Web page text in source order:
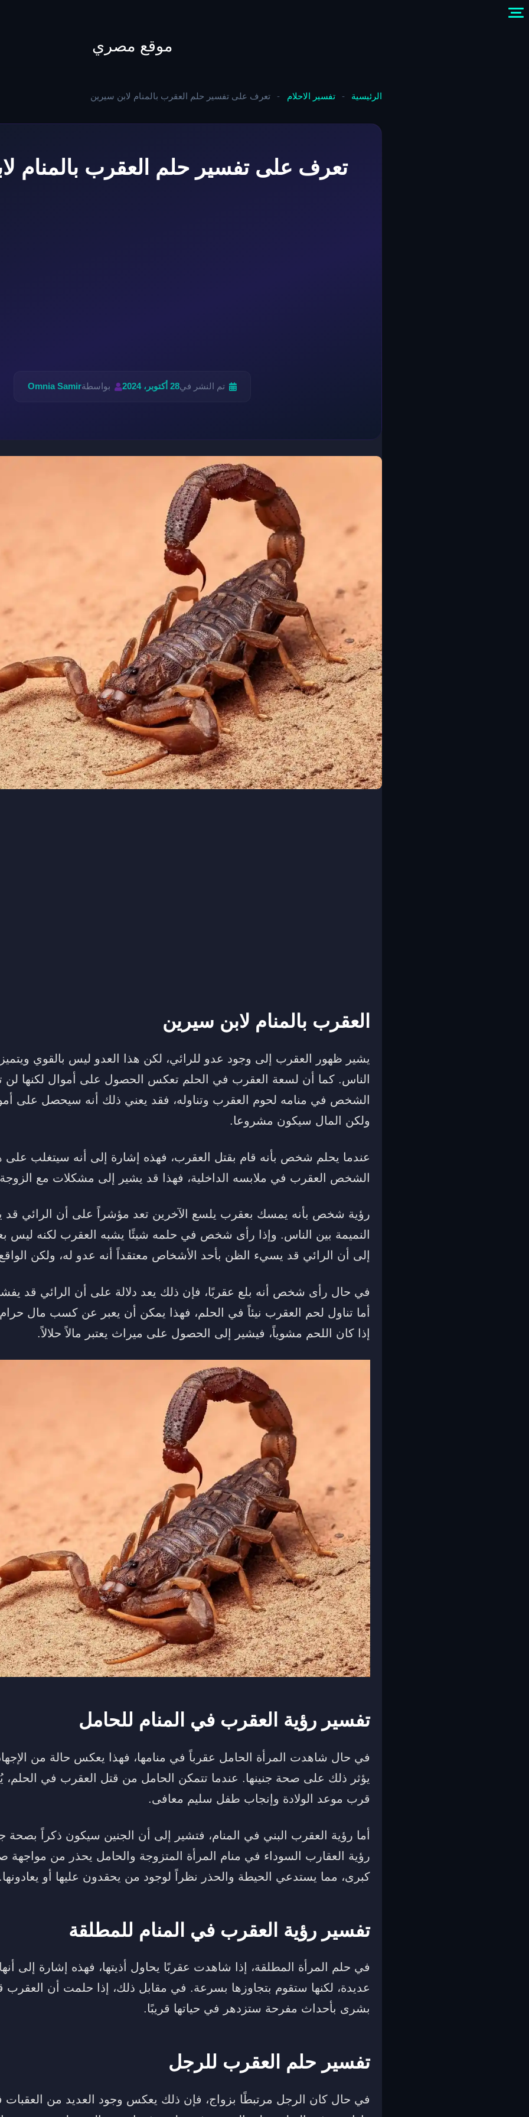
موقع مصري
الرئيسية - تفسير الاحلام - تعرف على تفسير حلم العقرب بالمنام لابن سيرين
تعرف على تفسير حلم العقرب بالمنام
تم النشر في28 أكتوبر، 2024 بواسطةOmnia Samir
العقرب بالمنام لابن سيرين
يشير ظهور العقرب إلى وجود عدو للرائي، لكن هذا العدو ليس بالقوي
الناس. كما أن لسعة العقرب في الحلم تعكس الحصول على أموال لكنها لن
الشخص في منامه لحوم العقرب وتناوله، فقد يعني ذلك أنه سيحصل على
ولكن المال سيكون مشروعا.
عندما يحلم شخص بأنه قام بقتل العقرب، فهذه إشارة إلى أنه سيتغلب على
الشخص العقرب في ملابسه الداخلية، فهذا قد يشير إلى مشكلات مع
رؤية شخص بأنه يمسك بعقرب يلسع الآخرين تعد مؤشراً على أن الرائي
النميمة بين الناس. وإذا رأى شخص في حلمه شيئًا يشبه العقرب لكنه ليس
إلى أن الرائي قد يسيء الظن بأحد الأشخاص معتقداً أنه عدو له، ولكن
في حال رأى شخص أنه بلع عقربًا، فإن ذلك يعد دلالة على أن الرائي قد
أما تناول لحم العقرب نيئاً في الحلم، فهذا يمكن أن يعبر عن كسب مال
إذا كان اللحم مشوياً، فيشير إلى الحصول على ميراث يعتبر مالاً حلالاً.
تفسير رؤية العقرب في المنام للحامل
في حال شاهدت المرأة الحامل عقرباً في منامها، فهذا يعكس حالة من
يؤثر ذلك على صحة جنينها. عندما تتمكن الحامل من قتل العقرب في الحلم،
قرب موعد الولادة وإنجاب طفل سليم معافى.
أما رؤية العقرب البني في المنام، فتشير إلى أن الجنين سيكون ذكراً بصحة
رؤية العقارب السوداء في منام المرأة المتزوجة والحامل يحذر من
كبرى، مما يستدعي الحيطة والحذر نظراً لوجود من يحقدون عليها أو يعادونها.
تفسير رؤية العقرب في المنام للمطلقة
في حلم المرأة المطلقة، إذا شاهدت عقربًا يحاول أذيتها، فهذه إشارة إلى
عديدة، لكنها ستقوم بتجاوزها بسرعة. في مقابل ذلك، إذا حلمت أن العقرب
بشرى بأحداث مفرحة ستزدهر في حياتها قريبًا.
تفسير حلم العقرب للرجل
في حال كان الرجل مرتبطًا بزواج، فإن ذلك يعكس وجود العديد من العقبات